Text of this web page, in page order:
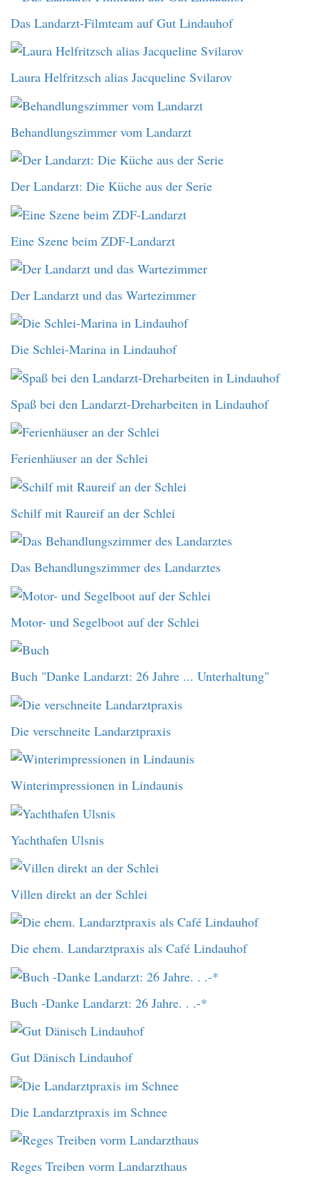
Das Landarzt-Filmteam auf Gut Lindauhof
Laura Helfritzsch alias Jacqueline Svilarov
Behandlungszimmer vom Landarzt
Der Landarzt: Die Küche aus der Serie
Eine Szene beim ZDF-Landarzt
Der Landarzt und das Wartezimmer
Die Schlei-Marina in Lindauhof
Spaß bei den Landarzt-Dreharbeiten in Lindauhof
Ferienhäuser an der Schlei
Schilf mit Raureif an der Schlei
Das Behandlungszimmer des Landarztes
Motor- und Segelboot auf der Schlei
Buch "Danke Landarzt: 26 Jahre ... Unterhaltung"
Die verschneite Landarztpraxis
Winterimpressionen in Lindaunis
Yachthafen Ulsnis
Villen direkt an der Schlei
Die ehem. Landarztpraxis als Café Lindauhof
Buch -Danke Landarzt: 26 Jahre. . .-*
Gut Dänisch Lindauhof
Die Landarztpraxis im Schnee
Reges Treiben vorm Landarzthaus